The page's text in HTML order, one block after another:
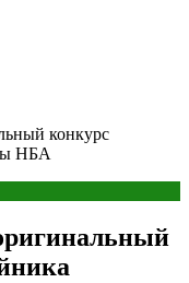
конкурс
НБА